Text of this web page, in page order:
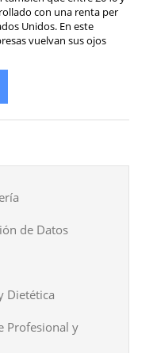
con una renta per
Unidos. En este
vuelvan sus ojos
de Datos
Dietética
Profesional y